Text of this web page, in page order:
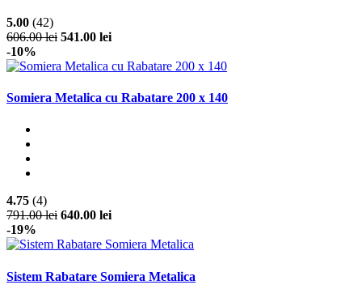
5.00 (42)
606.00 lei 541.00 lei
-10%
Somiera Metalica cu Rabatare 200 x 140
4.75 (4)
791.00 lei 640.00 lei
-19%
Sistem Rabatare Somiera Metalica